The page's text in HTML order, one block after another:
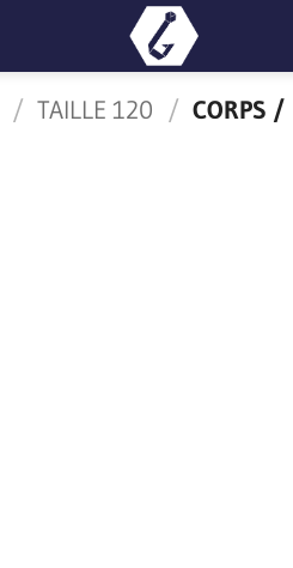
/ TAILLE 120 / CORPS /